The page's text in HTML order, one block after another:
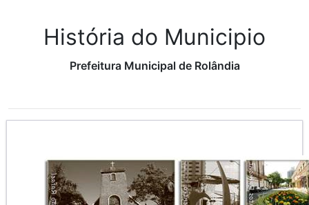
História do Municipio
Prefeitura Municipal de Rolândia